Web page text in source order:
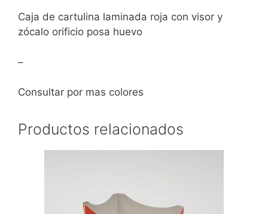
Caja de cartulina laminada roja con visor y
zócalo orificio posa huevo
–
Consultar por mas colores
Productos relacionados